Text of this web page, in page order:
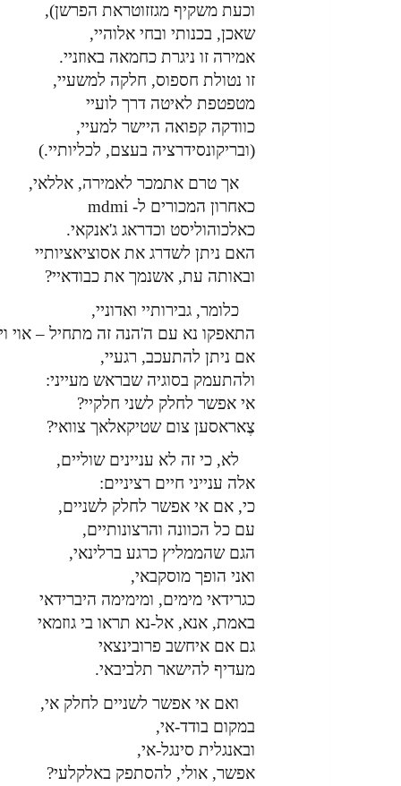
וכעת משקיף מגזזוטראת הפרשן),
שאכן, בכנותי ובחי אלוהיי,
אמירה זו ניגרת כחמאה באוזניי.
זו נטולת חספוס, חלקה למשעיי,
מטפטפת לאיטה דרך לועיי
כוודקה קפואה היישר למעיי,
(ובריקונסידרציה בעצם, לכליותיי.)
אך טרם אתמכר לאמירה, אללאי,
כאחרון המכורים ל- mdmi
כאלכוהוליסט וכדראג ג'אנקאי.
האם ניתן לשדרג את אסוציאציותיי
ובאותה עת, אשנמך את כבודאיי?
כלומר, גבירותיי ואדוניי,
התאפקו נא עם ה'הנה זה מתחיל – אוי
אם ניתן להתעכב, רגעיי,
ולהתעמק בסוגיה שבראש מעייני:
אי אפשר לחלק לשני חלקיי?
צֶאראסען צום שטיקאלאך צוואי?
לא, כי זה לא עניינים שוליים,
אלה ענייני חיים רציניים:
כי, אם אי אפשר לחלק לשניים,
עם כל הכוונה והרצונותיים,
הגם שהממליץ כרגע ברלינאי,
ואני הופך מוסקבאי,
כגרידאי מימים, ומימימה היברידאי
באמת, אנא, אל-נא תראו בי גוזמאי
גם אם איחשב פרובינצאי
מעדיף להישאר תלביבאי.
ואם אי אפשר לשניים לחלק אי,
במקום בודד-אי,
ובאנגלית סינגל-אי,
אפשר, אולי, להסתפק באלקלעי?